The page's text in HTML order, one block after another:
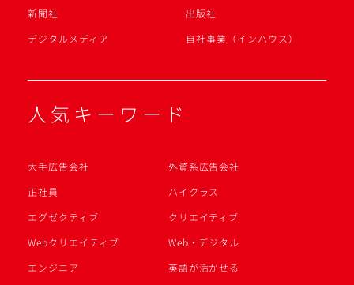
新聞社
出版社
デジタルメディア
自社事業（インハウス）
人気キーワード
大手広告会社
外資系広告会社
正社員
ハイクラス
エグゼクティブ
クリエイティブ
Webクリエイティブ
Web・デジタル
エンジニア
英語が活かせる